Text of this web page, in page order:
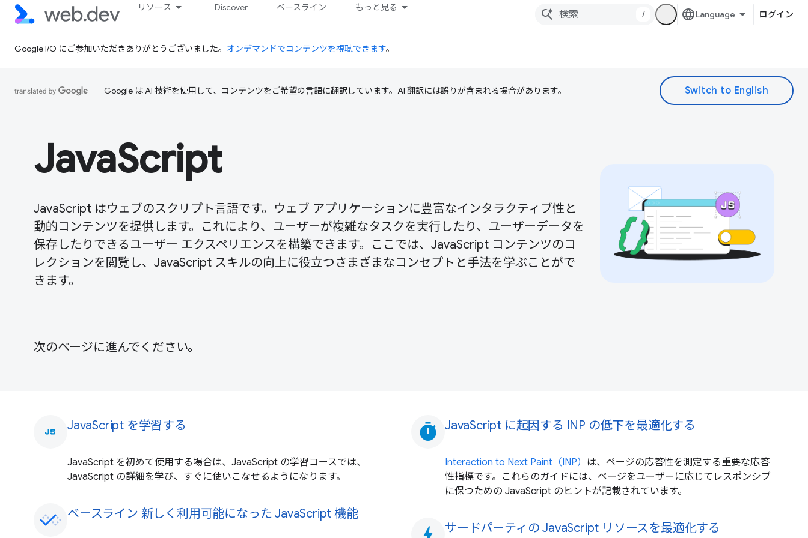
リソース Discover ベースライン もっと見る
/ ログイン
Google I/O にご参加いただきありがとうございました。 オンデマンドでコンテンツを視聴できます。
Google は AI 技術を使用して、コンテンツをご希望の言語に翻訳しています。AI 翻訳には誤りが含まれる場合があります。
JavaScript
JavaScript はウェブのスクリプト言語です。ウェブ アプリケーションに豊富なインタラクティブ性と
動的コンテンツを提供します。これにより、ユーザーが複雑なタスクを実行したり、ユーザーデータを
保存したりできるユーザー エクスペリエンスを構築できます。ここでは、JavaScript コンテンツのコ
レクションを閲覧し、JavaScript スキルの向上に役立つさまざまなコンセプトと手法を学ぶことがで
きます。
次のページに進んでください。
javascript JavaScript を学習する
JavaScript を初めて使用する場合は、JavaScript の学習コースでは、
JavaScript の詳細を学び、すぐに使いこなせるようになります。
ベースライン 新しく利用可能になった JavaScript 機能
timer JavaScript に起因する INP の低下を最適化する
Interaction to Next Paint（INP） は、ページの応答性を測定する重要な応答
性指標です。これらのガイドには、ページをユーザーに応じてレスポンシブ
に保つための JavaScript のヒントが記載されています。
サードパーティの JavaScript リソースを最適化する